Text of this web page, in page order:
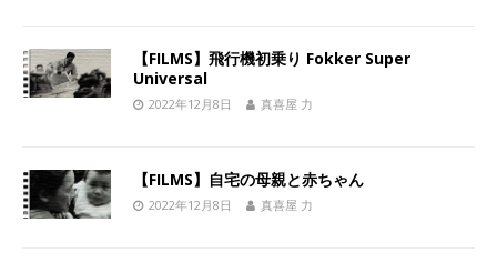
【FILMS】飛行機初乗り Fokker Super
Universal
2022年12月8日 真喜屋 力
【FILMS】自宅の母親と赤ちゃん
2022年12月8日 真喜屋 力